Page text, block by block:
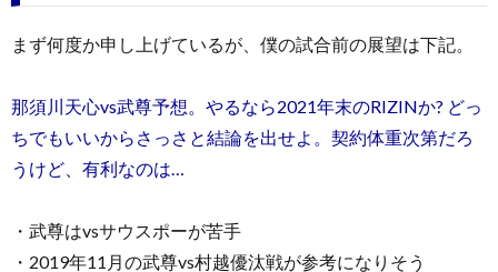
まず何度か申し上げているが、僕の試合前の展望は下記。
那須川天心vs武尊予想。やるなら2021年末のRIZINか? どっ
ちでもいいからさっさと結論を出せよ。契約体重次第だろ
うけど、有利なのは…
・武尊はvsサウスポーが苦手
・2019年11月の武尊vs村越優汰戦が参考になりそう